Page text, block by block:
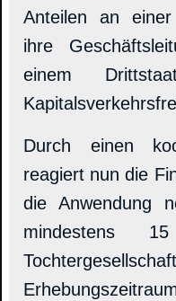
Anteilen an einer
ihre
einem
Durch einen
reagiert nun die
die Anwendung
mindestens